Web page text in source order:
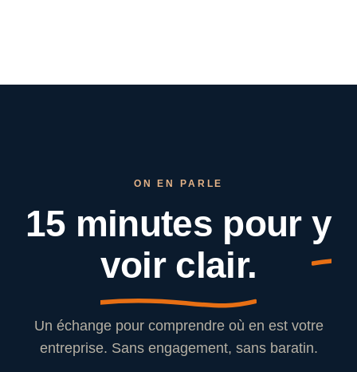
ON EN PARLE
15 minutes pour y
voir clair.
Un échange pour comprendre où en est votre
entreprise. Sans engagement, sans baratin.